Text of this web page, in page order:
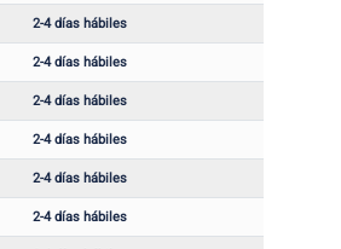
2-4 días hábiles
2-4 días hábiles
2-4 días hábiles
2-4 días hábiles
2-4 días hábiles
2-4 días hábiles